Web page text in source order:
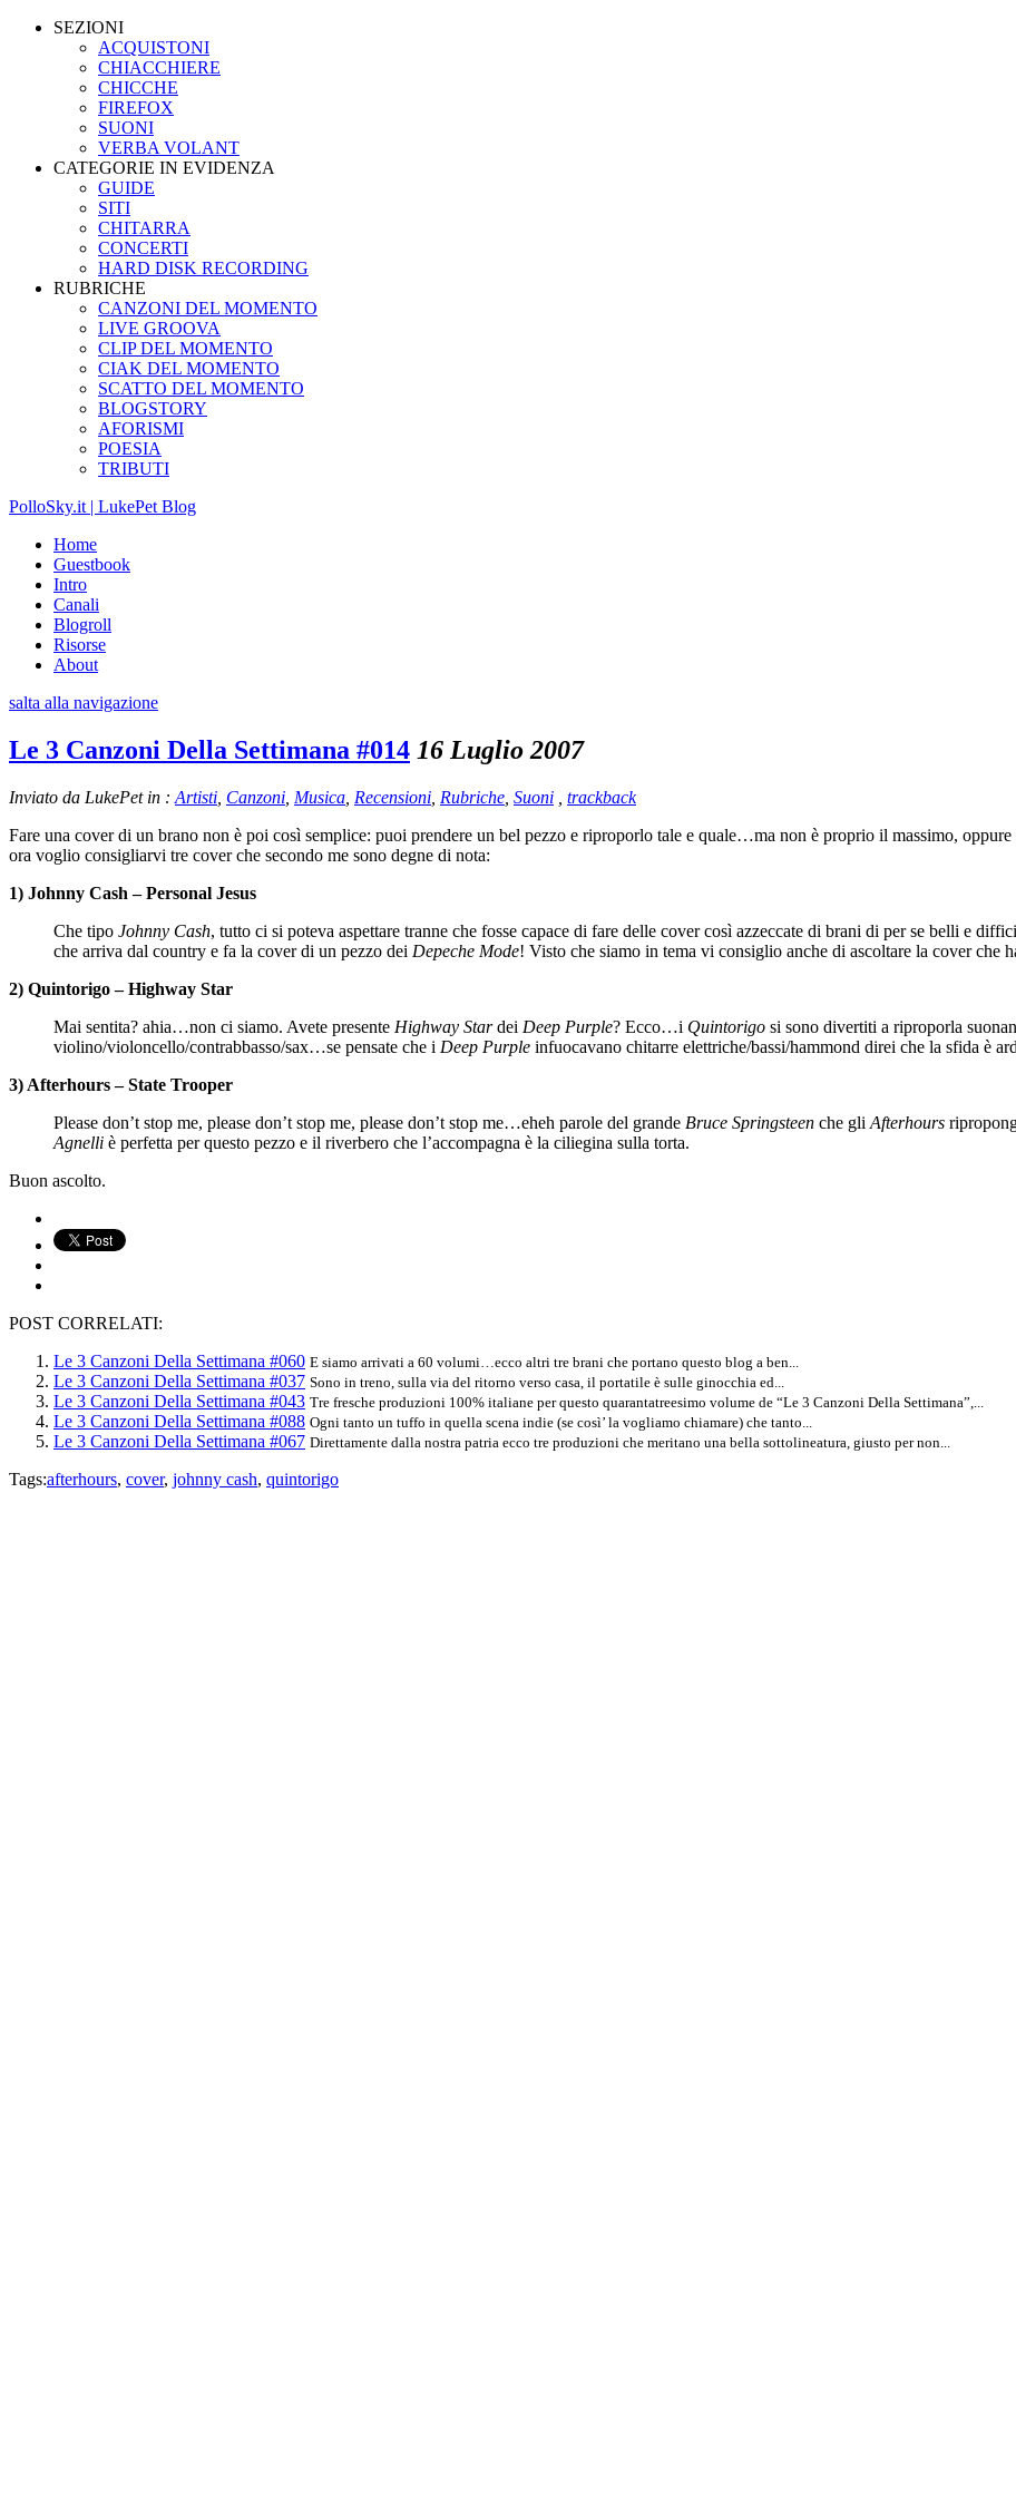
SEZIONI
ACQUISTONI
CHIACCHIERE
CHICCHE
FIREFOX
SUONI
VERBA VOLANT
CATEGORIE IN EVIDENZA
GUIDE
SITI
CHITARRA
CONCERTI
HARD DISK RECORDING
RUBRICHE
CANZONI DEL MOMENTO
LIVE GROOVA
CLIP DEL MOMENTO
CIAK DEL MOMENTO
SCATTO DEL MOMENTO
BLOGSTORY
AFORISMI
POESIA
TRIBUTI
PolloSky.it | LukePet Blog
Home
Guestbook
Intro
Canali
Blogroll
Risorse
About
salta alla navigazione
Le 3 Canzoni Della Settimana #014 16 Luglio 2007
Inviato da LukePet in : Artisti Canzoni Musica Recensioni Rubriche Suoni
trackback
Fare una cover di un brano non è poi così semplice: puoi prendere un bel pezzo e riproporlo tale e quale…ma non è proprio il massimo,
ora voglio consigliarvi tre cover che secondo me sono degne di nota:
1) Johnny Cash – Personal Jesus
Che tipo Johnny Cash, tutto ci si poteva aspettare tranne che fosse capace di fare delle cover così azzeccate di brani di per se belli e
che arriva dal country e fa la cover di un pezzo dei Depeche Mode! Visto che siamo in tema vi consiglio anche di ascoltare la cover che
2) Quintorigo – Highway Star
Mai sentita? ahia…non ci siamo. Avete presente Highway Stardei Deep Purple? Ecco…i Quintorigo si sono divertiti a riproporla
violino/violoncello/contrabbasso/sax…se pensate che i Deep Purple infuocavano chitarre elettriche/bassi/hammond direi che la sfida è
3) Afterhours – State Trooper
Please don’t stop me, please don’t stop me, please don’t stop me…eheh parole del grande Bruce Springsteen che gli Afterhours
Agnelli è perfetta per questo pezzo e il riverbero che l’accompagna è la ciliegina sulla torta.
Buon ascolto.
POST CORRELATI:
Le 3 Canzoni Della Settimana #060 E siamo arrivati a 60 volumi…ecco altri tre brani che portano questo blog a ben...
Le 3 Canzoni Della Settimana #037 Sono in treno, sulla via del ritorno verso casa, il portatile è sulle ginocchia ed...
Le 3 Canzoni Della Settimana #043 Tre fresche produzioni 100% italiane per questo quarantatreesimo volume de “Le 3 Canzoni Della Settimana”,...
Le 3 Canzoni Della Settimana #088 Ogni tanto un tuffo in quella scena indie (se così’ la vogliamo chiamare) che tanto...
Le 3 Canzoni Della Settimana #067 Direttamente dalla nostra patria ecco tre produzioni che meritano una bella sottolineatura, giusto per non...
Tags:afterhours, cover, johnny cash, quintorigo